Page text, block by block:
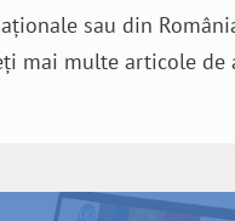
sau din
mai multe articole de